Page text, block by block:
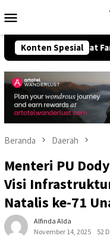
ke
Mobile
Konten Spesial
Lewat Family
Beranda Daerah
Menteri PU
Visi
Natalis ke-71
Alfinda Alda
November 14, 2025
52